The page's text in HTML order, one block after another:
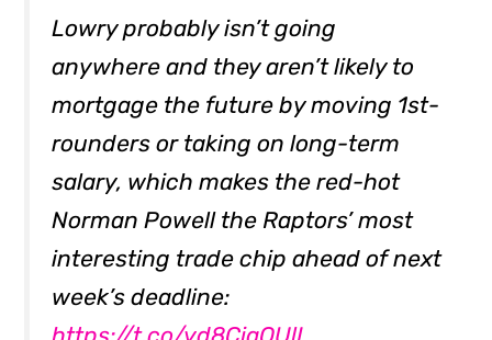
Lowry probably isn’t going
anywhere and they aren’t likely to
mortgage the future by moving 1st-
rounders or taking on long-term
salary, which makes the red-hot
Norman Powell the Raptors’ most
interesting trade chip ahead of next
week’s deadline: